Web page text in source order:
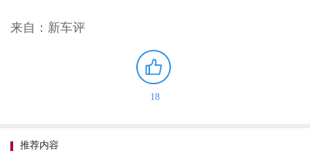
来自：新车评
18
推荐内容